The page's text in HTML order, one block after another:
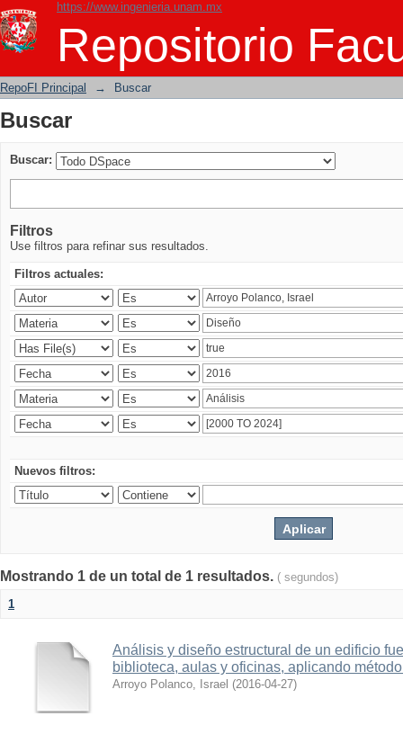
https://www.ingenieria.unam.mx
Repositorio
Buscar
RepoFI Principal → Buscar
Buscar
Buscar:
Filtros
Use filtros para refinar sus resultados.
Filtros actuales:
Nuevos filtros:
Mostrando 1 de un total de 1 resultados. ( segundos)
1
Análisis y diseño estructural de un edificio
biblioteca, aulas y oficinas, aplicando
Arroyo Polanco, Israel (2016-04-27)